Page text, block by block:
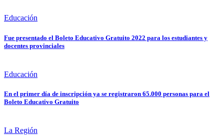
Educación
Fue presentado el Boleto Educativo Gratuito 2022 para los estudiantes y
docentes provinciales
Educación
En el primer día de inscripción ya se registraron 65.000 personas para el
Boleto Educativo Gratuito
La Región